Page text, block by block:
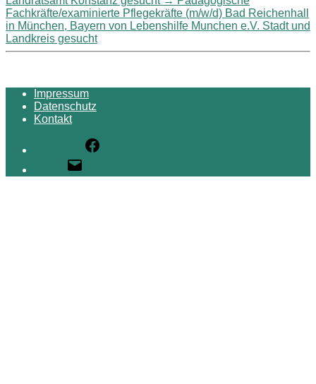
Fachkräfte/examinierte Pflegekräfte (m/w/d) Bad Reichenhall
in München, Bayern von Lebenshilfe Munchen e.V. Stadt und
Landkreis gesucht
Impressum
Datenschutz
Kontakt